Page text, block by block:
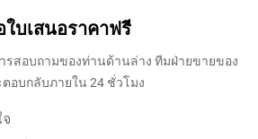
ใบเสนอราคาฟรี
รสอบถามของท่านด้านล่าง ทีมฝ่ายขายของ
ตอบกลับภายใน 24 ชั่วโมง